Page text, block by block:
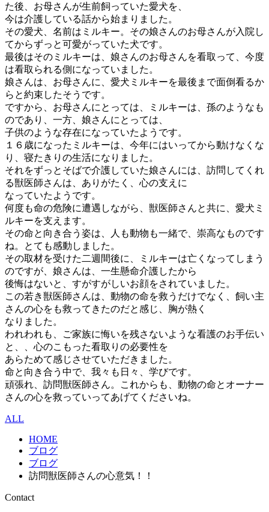
た後、お母さんが生前飼っていた愛犬を、
今は介護している話から始まりました。
その愛犬、名前はミルキー。その娘さんのお母さんが入院し
てからずっと可愛がっていた犬です。
最後はそのミルキーは、娘さんのお母さんを看取って、今度
は看取られる側になっていました。
娘さんは、お母さんに、愛犬ミルキーを最後まで面倒看るか
らと約束したそうです。
ですから、お母さんにとっては、ミルキーは、孫のようなも
のであり、一方、娘さんにとっては、
子供のような存在になっていたようです。
１６歳になったミルキーは、今年にはいってから動けなくな
り、寝たきりの生活になりました。
それをずっとそばで介護していた娘さんには、訪問してくれ
る獣医師さんは、ありがたく、心の支えに
なっていたようです。
何度も命の危険に遭遇しながら、獣医師さんと共に、愛犬ミ
ルキーを支えます。
その命と向き合う姿は、人も動物も一緒で、崇高なものです
ね。とても感動しました。
その取材を受けた二週間後に、ミルキーは亡くなってしまう
のですが、娘さんは、一生懸命介護したから
後悔はないと、すがすがしいお顔をされていました。
この若き獣医師さんは、動物の命を救うだけでなく、飼い主
さんの心をも救ってきたのだと感じ、胸が熱く
なりました。
われわれも、ご家族に悔いを残さないような看護のお手伝い
と、、心のこもった看取りの必要性を
あらためて感じさせていただきました。
命と向き合う中で、我々も日々、学びです。
頑張れ、訪問獣医師さん。これからも、動物の命とオーナー
さんの心を救っていってあげてくださいね。
ALL
HOME
ブログ
ブログ
訪問獣医師さんの心意気！！
Contact